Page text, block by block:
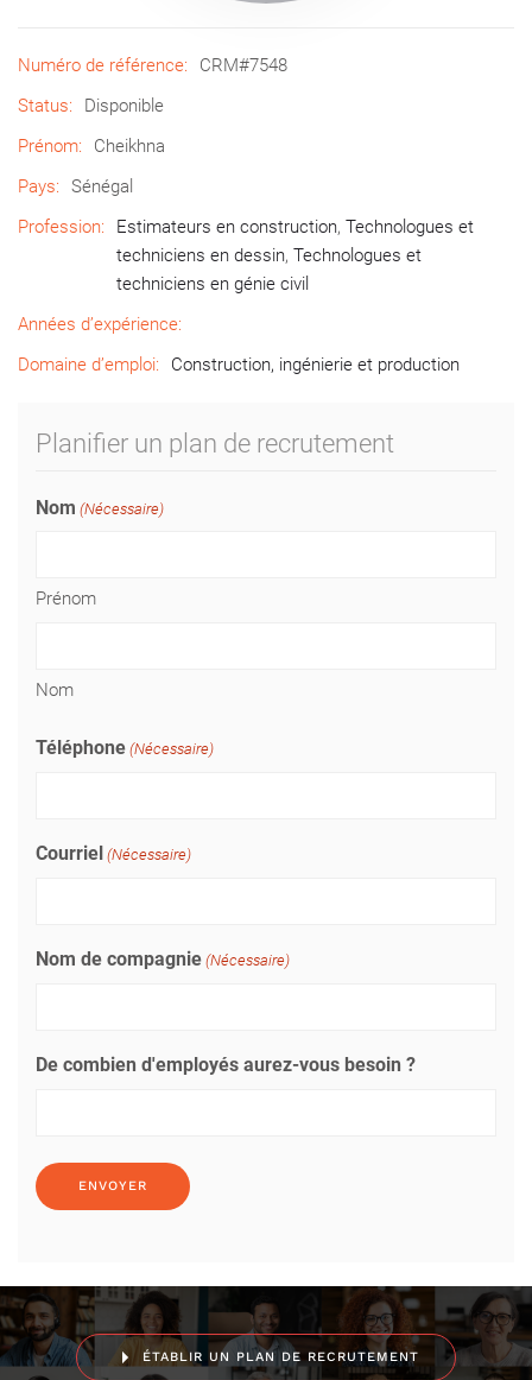
Numéro de référence:
CRM#7548
Status:
Disponible
Prénom:
Cheikhna
Pays:
Sénégal
Profession:
Estimateurs en construction, Technologues et
techniciens en dessin, Technologues et
techniciens en génie civil
Années d’expérience:
Domaine d’emploi:
Construction, ingénierie et production
Planifier un plan de recrutement
Nom (Nécessaire)
Prénom
Nom
Téléphone (Nécessaire)
Courriel (Nécessaire)
Nom de compagnie (Nécessaire)
De combien d'employés aurez-vous besoin ?
ÉTABLIR UN PLAN DE RECRUTEMENT